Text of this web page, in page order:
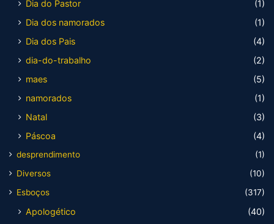
Dia do Pastor
(1)
Dia dos namorados
(1)
Dia dos Pais
(4)
dia-do-trabalho
(2)
maes
(5)
namorados
(1)
Natal
(3)
Páscoa
(4)
desprendimento
(1)
Diversos
(10)
Esboços
(317)
Apologético
(40)